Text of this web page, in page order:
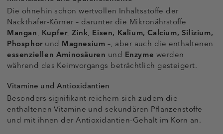
Die ohnehin schon wertvollen Inhaltsstoffe der
Nackthafer-Körner – darunter die Mikronährstoffe
Mangan, Kupfer,Zink, Eisen, Kalium, Calcium, Silizium,
Phosphorund Magnesium–, aber auch die enthaltenen
essenziellen Aminosäuren und Enzyme werden
während des Keimvorgangs beträchtlich gesteigert.
Vitamine und Antioxidantien
Besonders signifikant reichern sich zudem die
enthaltenen Vitamine und sekundären Pflanzenstoffe
und mit ihnen der Antioxidantien-Gehalt im Korn an.